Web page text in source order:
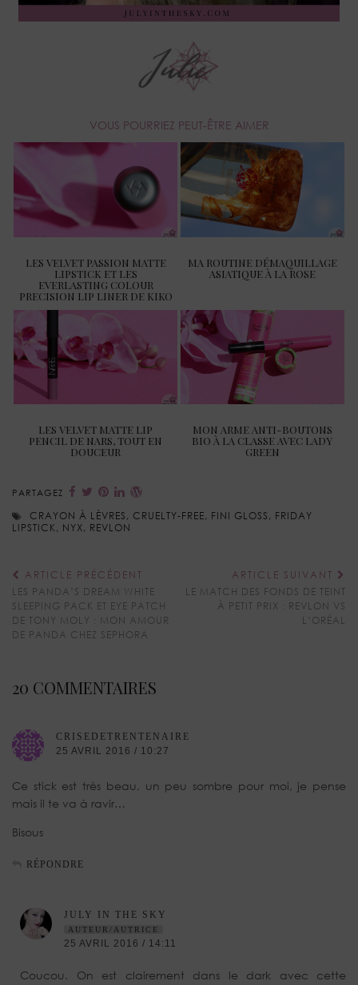
VOUS POURRIEZ PEUT-ÊTRE AIMER
LES VELVET PASSION MATTE
LIPSTICK ET LES
EVERLASTING COLOUR
PRECISION LIP LINER DE KIKO
MA ROUTINE DÉMAQUILLAGE
ASIATIQUE À LA ROSE
​LES VELVET MATTE LIP
PENCIL DE NARS, TOUT EN
DOUCEUR
MON ARME ANTI-BOUTONS
BIO À LA CLASSE AVEC LADY
GREEN
PARTAGEZ
CRAYON À LÈVRES , CRUELTY-FREE, FINI GLOSS , FRIDAY
LIPSTICK, NYX, REVLON
ARTICLE PRÉCÉDENT
LES PANDA’S DREAM WHITE
SLEEPING PACK ET EYE PATCH
DE TONY MOLY : MON AMOUR
DE PANDA CHEZ SEPHORA
ARTICLE SUIVANT
LE MATCH DES FONDS DE TEINT
À PETIT PRIX : REVLON VS
L’ORÉAL
20 COMMENTAIRES
CRISEDETRENTENAIRE
25 AVRIL 2016 / 10:27
Ce stick est très beau, un peu sombre pour moi, je pense
mais il te va à ravir…
Bisous
RÉPONDRE
JULY IN THE SKY
AUTEUR/AUTRICE
25 AVRIL 2016 / 14:11
Coucou. On est clairement dans le dark avec cette